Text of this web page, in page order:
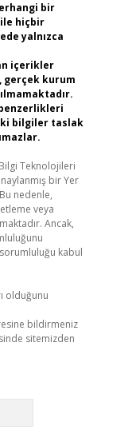
bir
hiçbir
yalnızca
içerikler
gerçek kurum
bilgiler taslak
Teknolojileri
bir Yer
nedenle,
veya
Ancak,
kabul
olduğunu
bildirmeniz
sitemizden